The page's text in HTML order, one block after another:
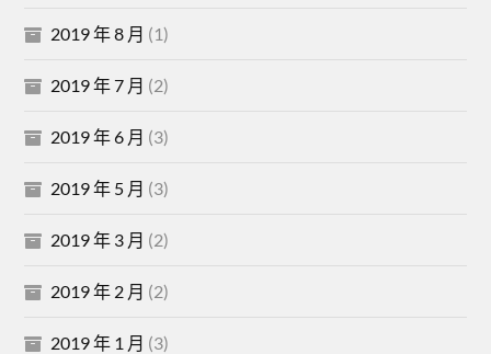
2019 年 8 月 (1)
2019 年 7 月 (2)
2019 年 6 月 (3)
2019 年 5 月 (3)
2019 年 3 月 (2)
2019 年 2 月 (2)
2019 年 1 月 (3)